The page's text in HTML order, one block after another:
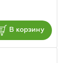
В корзину